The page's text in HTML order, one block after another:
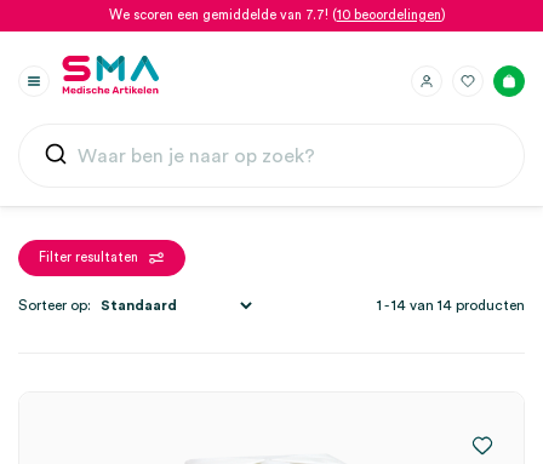
We scoren een gemiddelde van 7.7! (10 beoordelingen)
Filter resultaten
1 - 14 van 14 producten
Sorteer op: